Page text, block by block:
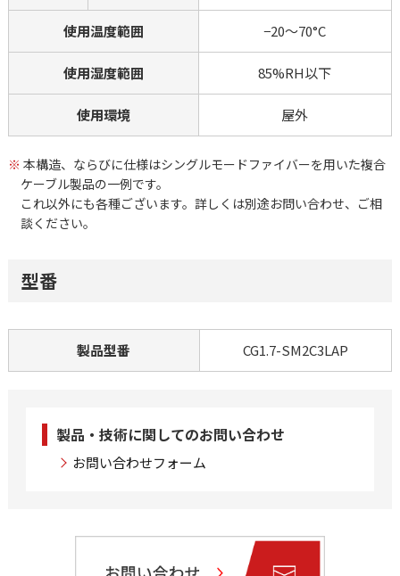
使用温度範囲 −20～70°C
使用湿度範囲 85%RH以下
使用環境 屋外
※ 本構造、ならびに仕様はシングルモードファイバーを用いた複合
ケーブル製品の一例です。
これ以外にも各種ございます。詳しくは別途お問い合わせ、ご相
談ください。
型番
製品型番 CG1.7-SM2C3LAP
製品・技術に関してのお問い合わせ
お問い合わせフォーム